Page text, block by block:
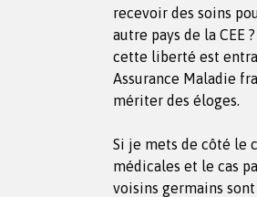
recevoir des soins
autre pays de la CEE
cette liberté est
Assurance Maladie
mériter des éloges.
Si je mets de côté le
médicales et le cas
voisins germains